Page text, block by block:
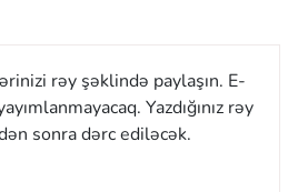
rəy şəklində paylaşın. E-
Yazdığınız rəy
sonra dərc ediləcək.